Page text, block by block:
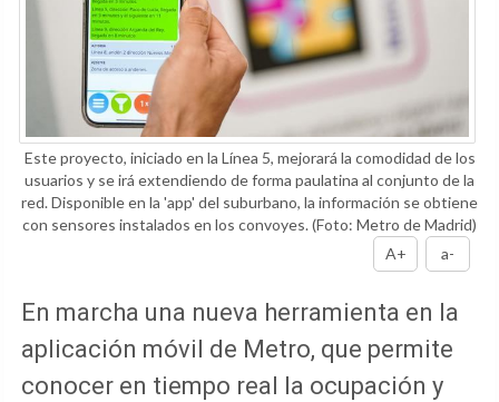
Este proyecto, iniciado en la Línea 5, mejorará la comodidad de los
usuarios y se irá extendiendo de forma paulatina al conjunto de la
red. Disponible en la 'app' del suburbano, la información se obtiene
con sensores instalados en los convoyes.(Foto: Metro de Madrid)
A+
a-
En marcha una nueva herramienta en la
aplicación móvil de Metro, que permite
conocer en tiempo real la ocupación y